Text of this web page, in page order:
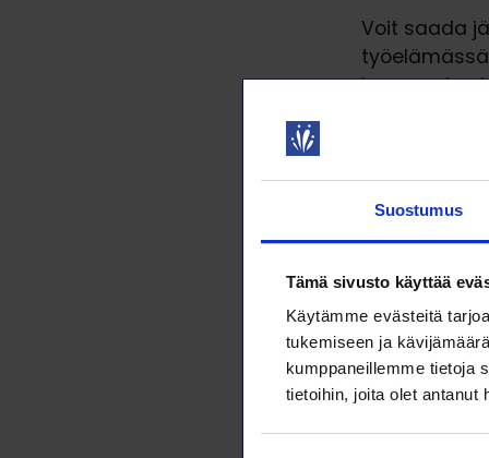
Suostumus
Tämä sivusto käyttää
Käytämme evästeitä
tukemiseen ja
kumppaneillemme tietoja
tietoihin, joita olet antanut
Voit saada
kymmenien
Oletko uusi
webinaareihin!
Lue lisää ja
Jäsenyys,
Loimun
27.1. klo 16.00